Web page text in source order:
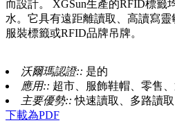
而設計。 XGSun生產的RFID標籤
水。它具有遠距離讀取、高讀寫
服裝標籤或RFID品牌吊牌。
沃爾瑪認證:: 是的
應用:: 超市、服飾鞋帽、零售、
主要優勢::快速讀取、多路讀
下載為PDF